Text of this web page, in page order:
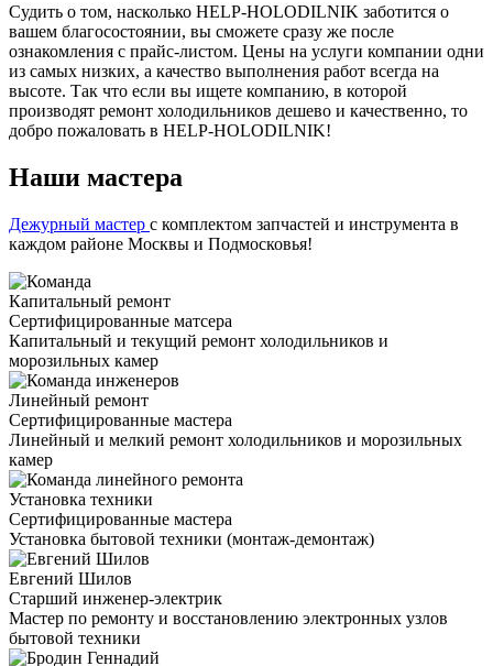
Судить о том, насколько HELP-HOLODILNIK заботится о
вашем благосостоянии, вы сможете сразу же после
ознакомления с прайс-листом. Цены на услуги компании одни
из самых низких, а качество выполнения работ всегда на
высоте. Так что если вы ищете компанию, в которой
производят ремонт холодильников дешево и качественно, то
добро пожаловать в HELP-HOLODILNIK!
Наши мастера
Дежурный мастер с комплектом запчастей и инструмента в
каждом районе Москвы и Подмосковья!
Капитальный ремонт
Сертифицированные матсера
Капитальный и текущий ремонт холодильников и
морозильных камер
Линейный ремонт
Сертифицированные мастера
Линейный и мелкий ремонт холодильников и морозильных
камер
Установка техники
Сертифицированные мастера
Установка бытовой техники (монтаж-демонтаж)
Евгений Шилов
Старший инженер-электрик
Мастер по ремонту и восстановлению электронных узлов
бытовой техники